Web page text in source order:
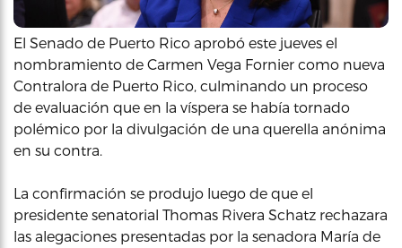
El Senado de Puerto Rico aprobó este jueves el
nombramiento de Carmen Vega Fornier como nueva
Contralora de Puerto Rico, culminando un proceso
de evaluación que en la víspera se había tornado
polémico por la divulgación de una querella anónima
en su contra.
La confirmación se produjo luego de que el
presidente senatorial Thomas Rivera Schatz rechazara
las alegaciones presentadas por la senadora María de